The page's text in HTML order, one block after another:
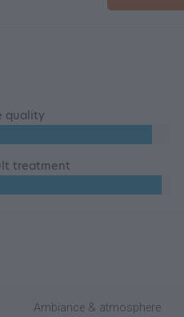
quality
treatment
Ambiance & atmosphere